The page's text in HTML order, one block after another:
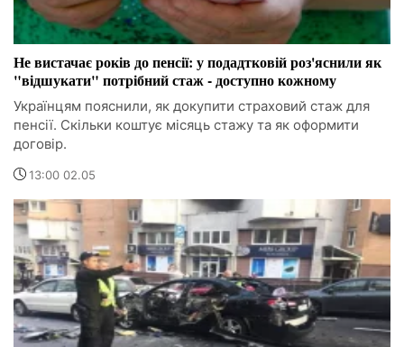
Не вистачає років до пенсії: у подадтковій роз'яснили як
"відшукати" потрібний стаж - доступно кожному
Українцям пояснили, як докупити страховий стаж для
пенсії. Скільки коштує місяць стажу та як оформити
договір.
13:00 02.05